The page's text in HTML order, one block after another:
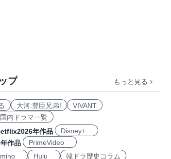
プ もっと見る
大河:豊臣兄弟!
VIVANT
内ドラマ一覧
年作品
Disney+
作品
PrimeVideo
Hulu
韓ドラ歴史コラム